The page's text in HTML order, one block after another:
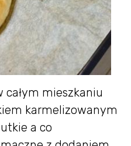
mieszkaniu
karmelizowanym
a co